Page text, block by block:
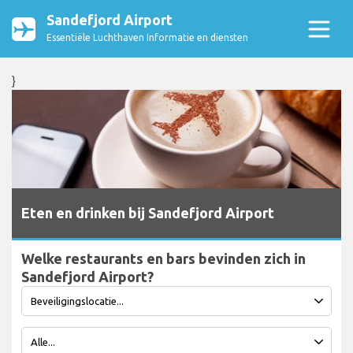
Sandefjord Airport
Essentiële Luchthaven Informatie en diensten
}
Eten en drinken bij Sandefjord Airport
Welke restaurants en bars bevinden zich in
Sandefjord Airport?